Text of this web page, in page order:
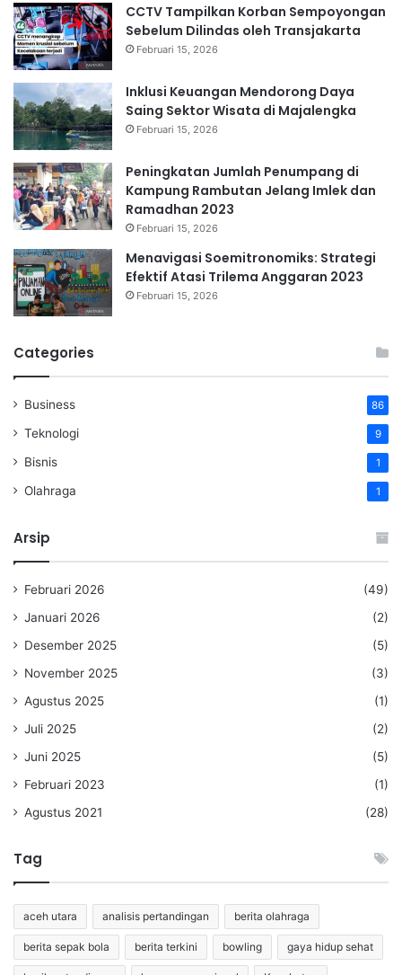
CCTV Tampilkan Korban Sempoyongan
Sebelum Dilindas oleh Transjakarta
Februari 15, 2026
Inklusi Keuangan Mendorong Daya
Saing Sektor Wisata di Majalengka
Februari 15, 2026
Peningkatan Jumlah Penumpang di
Kampung Rambutan Jelang Imlek dan
Ramadhan 2023
Februari 15, 2026
Menavigasi Soemitronomiks: Strategi
Efektif Atasi Trilema Anggaran 2023
Februari 15, 2026
Categories
Business 86
Teknologi 9
Bisnis 1
Olahraga 1
Arsip
Februari 2026
(49)
Januari 2026
(2)
Desember 2025
(5)
November 2025
(3)
Agustus 2025
(1)
Juli 2025
(2)
Juni 2025
(5)
Februari 2023
(1)
Agustus 2021
(28)
Tag
aceh utara analisis pertandingan berita olahraga
berita sepak bola berita terkini bowling gaya hidup sehat